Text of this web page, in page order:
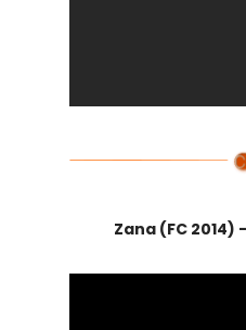
Zana (FC